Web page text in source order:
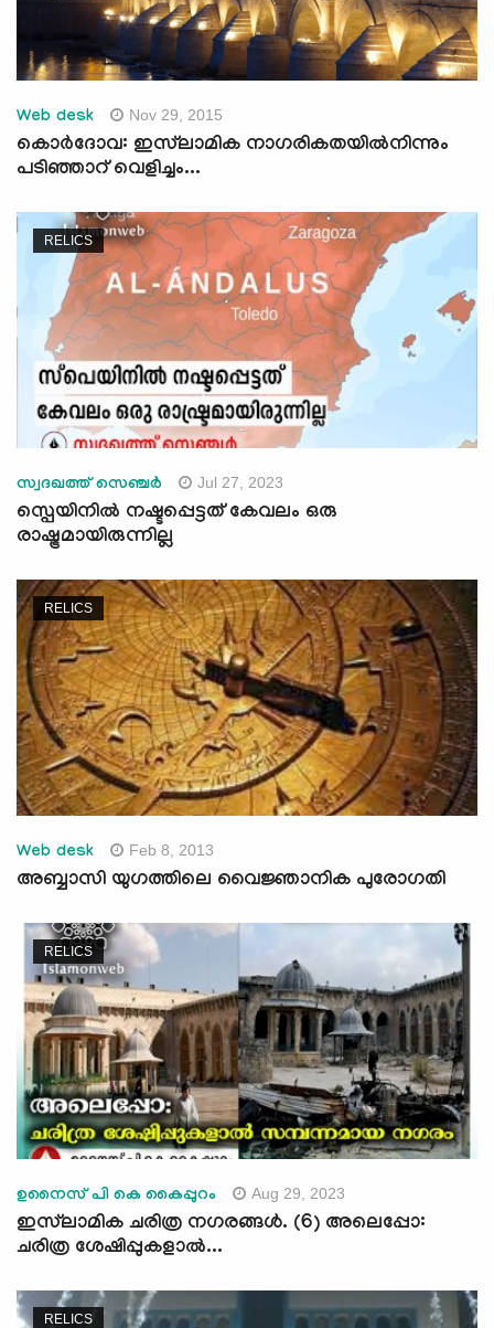
Web desk Nov 29, 2015
കൊര്‍ദോവ: ഇസ്‌ലാമിക നാഗരികതയില്‍നിന്നും
പടിഞ്ഞാറ് വെളിച്ചം...
RELICS
സ്വദഖത്ത് സെഞ്ചർ Jul 27, 2023
സ്പെയിനിൽ നഷ്ടപ്പെട്ടത് കേവലം ഒരു
രാഷ്ട്രമായിരുന്നില്ല
RELICS
Web desk Feb 8, 2013
അബ്ബാസി യുഗത്തിലെ വൈജ്ഞാനിക പുരോഗതി
RELICS
ഉനൈസ് പി കെ കൈപ്പുറം Aug 29, 2023
ഇസ്‍ലാമിക ചരിത്ര നഗരങ്ങള്‍. (6) അലെപ്പോ:
ചരിത്ര ശേഷിപ്പുകളാല്‍...
RELICS